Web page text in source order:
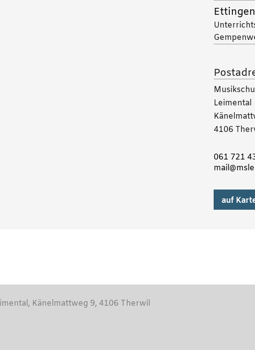
Ettingen
Leimental
4106
061 721
auf
Känelmattweg 9, 4106 Therwil